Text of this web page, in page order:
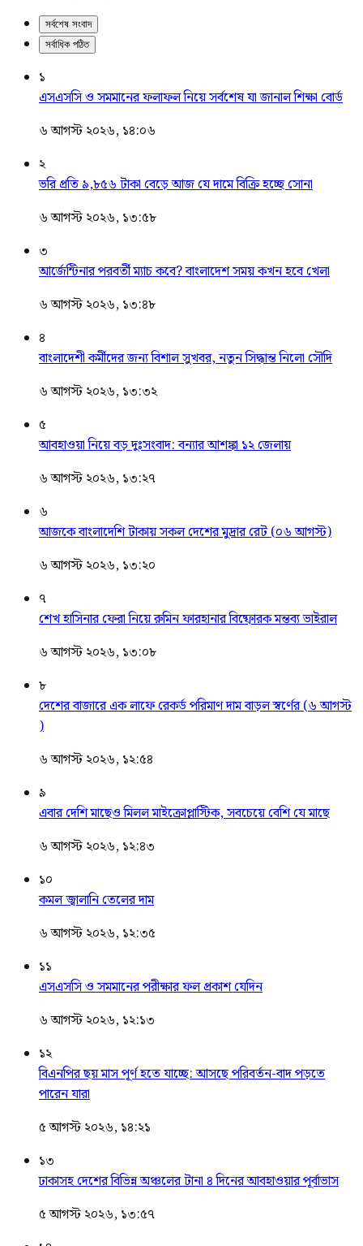
সর্বশেষ সংবাদ
সর্বাধিক পঠিত
১
এসএসসি ও সমমানের ফলাফল নিয়ে সর্বশেষ যা জানাল শিক্ষা বোর্ড
৬ আগস্ট ২০২৬, ১৪:০৬
২
ভরি প্রতি ৯,৮৫৬ টাকা বেড়ে আজ যে দামে বিক্রি হচ্ছে সোনা
৬ আগস্ট ২০২৬, ১৩:৫৮
৩
আর্জেন্টিনার পরবর্তী ম্যাচ কবে? বাংলাদেশ সময় কখন হবে খেলা
৬ আগস্ট ২০২৬, ১৩:৪৮
৪
বাংলাদেশী কর্মীদের জন্য বিশাল সুখবর, নতুন সিদ্ধান্ত নিলো সৌদি
৬ আগস্ট ২০২৬, ১৩:৩২
৫
আবহাওয়া নিয়ে বড় দুঃসংবাদ: বন্যার আশঙ্কা ১২ জেলায়
৬ আগস্ট ২০২৬, ১৩:২৭
৬
আজকে বাংলাদেশি টাকায় সকল দেশের মুদ্রার রেট (০৬ আগস্ট)
৬ আগস্ট ২০২৬, ১৩:২০
৭
শেখ হাসিনার ফেরা নিয়ে রুমিন ফারহানার বিষ্ফোরক মন্তব্য ভাইরাল
৬ আগস্ট ২০২৬, ১৩:০৮
৮
দেশের বাজারে এক লাফে রেকর্ড পরিমাণ দাম বাড়ল স্বর্ণের (৬ আগস্ট
)
৬ আগস্ট ২০২৬, ১২:৫৪
৯
এবার দেশি মাছেও মিলল মাইক্রোপ্লাস্টিক, সবচেয়ে বেশি যে মাছে
৬ আগস্ট ২০২৬, ১২:৪৩
১০
কমল জ্বালানি তেলের দাম
৬ আগস্ট ২০২৬, ১২:৩৫
১১
এসএসসি ও সমমানের পরীক্ষার ফল প্রকাশ যেদিন
৬ আগস্ট ২০২৬, ১২:১৩
১২
বিএনপির ছয় মাস পূর্ণ হতে যাচ্ছে: আসছে পরিবর্তন-বাদ পড়তে
পারেন যারা
৫ আগস্ট ২০২৬, ১৪:২১
১৩
ঢাকাসহ দেশের বিভিন্ন অঞ্চলের টানা ৪ দিনের আবহাওয়ার পূর্বাভাস
৫ আগস্ট ২০২৬, ১৩:৫৭